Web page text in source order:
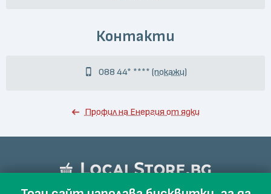
Контакти
088 44* **** (покажи)
Профил на Енергия от ядки